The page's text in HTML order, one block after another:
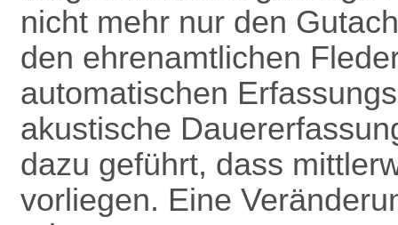
nicht mehr nur den
den ehrenamtlichen
automatischen
akustische
dazu geführt, dass
vorliegen. Eine